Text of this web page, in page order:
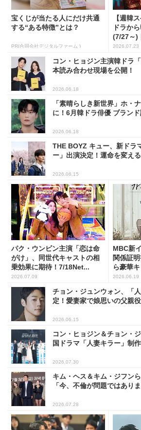
宝くじが当たる人にだけ共通
する“ある特徴”とは？
PR(合同会社デジタルファーム )
【週韓
ドラか
(7/27～)
2026.07.23
コン・ヒョジン主演韓ドラ
本読み合わせ現場を公開！
2026.06.18
「素晴らしき新世界」ホ・
に！6月韓ドラ俳優 ブラン
2026.06.18
THE BOYZ キュー、新ドラ
ー」出演決定！運命を変え
2026.06.15
パク・ウンビン主演「恋は命
がけ」、同世代キャストの相
乗効果に期待！7/18Net...
2026.07.09
MBC新
関係証
ら豪華
2026.06.19
チョン・ジュンウォン、「
定！愛妻家で娘思いの父親
2026.06.15
コン・ヒョジン＆チョン・
国ドラマ「人妻キラー」制
2026.07.30
キム・ヘス＆キム・ジフン
「今、不倫が問題ではあり
2026.07.28